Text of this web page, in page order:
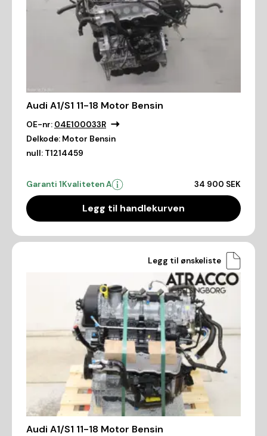
Audi A1/S1 11-18 Motor Bensin
OE-nr: 04E100033R
Delkode: Motor Bensin
null: T1214459
Garanti 1Kvaliteten A 34 900 SEK
Legg til handlekurven
Legg til ønskeliste
Audi A1/S1 11-18 Motor Bensin